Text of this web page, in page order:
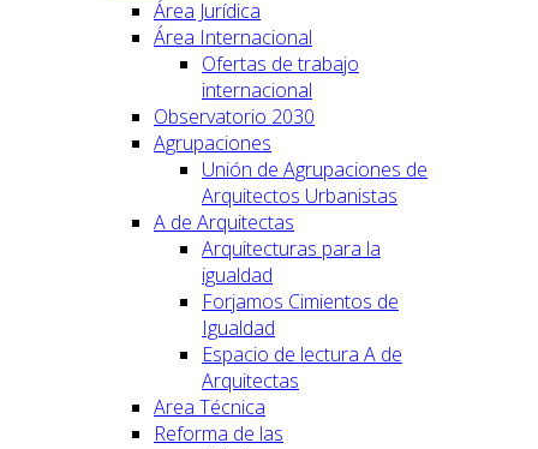
Área Jurídica
Área Internacional
Ofertas de trabajo
internacional
Observatorio 2030
Agrupaciones
Unión de Agrupaciones de
Arquitectos Urbanistas
A de Arquitectas
Arquitecturas para la
igualdad
Forjamos Cimientos de
Igualdad
Espacio de lectura A de
Arquitectas
Area Técnica
Reforma de las